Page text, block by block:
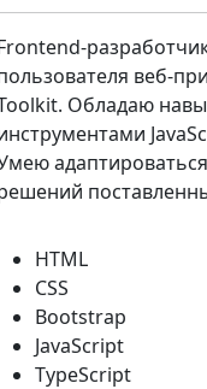
веб-
Обладаю
HTML
CSS
Bootstrap
JavaScript
TypeScript